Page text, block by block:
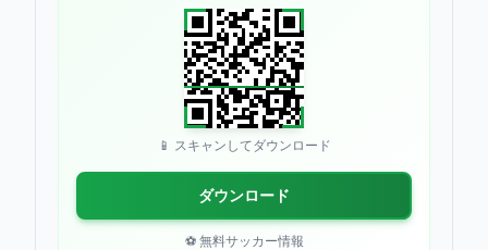
📱 スキャンしてダウンロード
ダウンロード
⚽ 無料サッカー情報